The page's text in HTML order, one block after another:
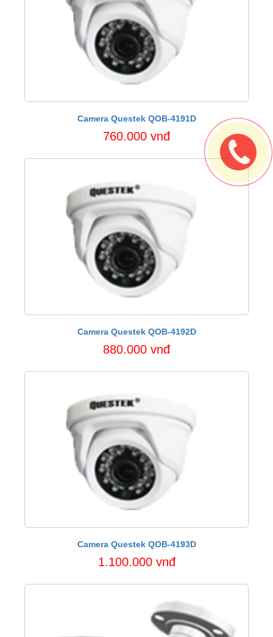
Camera Questek QOB-4191D
760.000 vnđ
Camera Questek QOB-4192D
880.000 vnđ
Camera Questek QOB-4193D
1.100.000 vnđ